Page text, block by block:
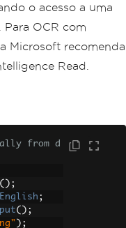
o acesso a uma
OCR com
Microsoft recomenda
Read.
from d
();
English ;
();
);